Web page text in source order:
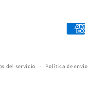
Formas
del servicio Política de envío